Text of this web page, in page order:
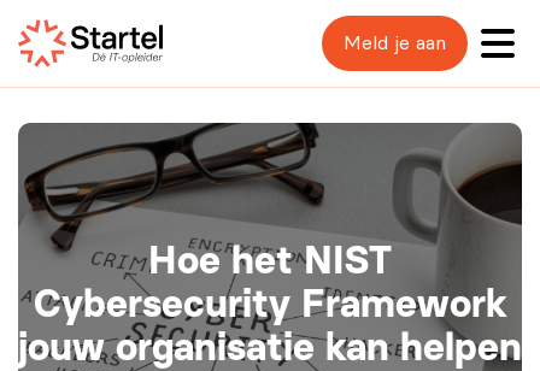
Meld je aan
Hoe het NIST
Cybersecurity Framework
jouw organisatie kan helpen